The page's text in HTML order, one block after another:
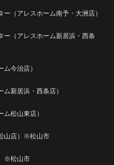
ー（アレスホーム南予・大洲店）
ー（アレスホーム新居浜・西条
ム今治店）
ム新居浜・西条店）
ム松山東店）
山店）※松山市
※松山市